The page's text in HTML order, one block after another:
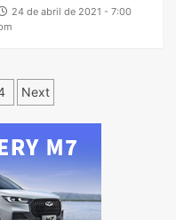
24 de abril de 2021 - 7:00
Next